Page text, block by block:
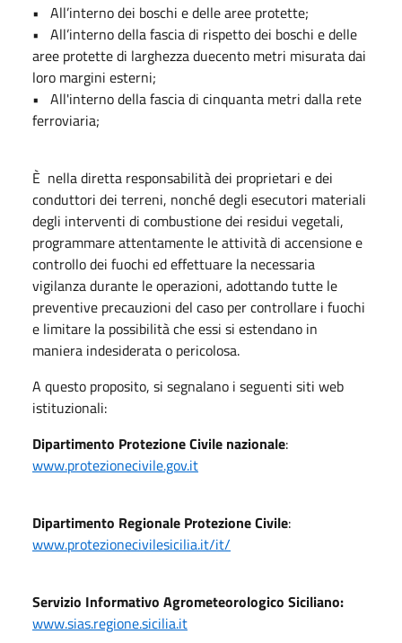
• All’interno dei boschi e delle aree protette;
• All’interno della fascia di rispetto dei boschi e delle
aree protette di larghezza duecento metri misurata dai
loro margini esterni;
• All'interno della fascia di cinquanta metri dalla rete
ferroviaria;
È nella diretta responsabilità dei proprietari e dei
conduttori dei terreni, nonché degli esecutori materiali
degli interventi di combustione dei residui vegetali,
programmare attentamente le attività di accensione e
controllo dei fuochi ed effettuare la necessaria
vigilanza durante le operazioni, adottando tutte le
preventive precauzioni del caso per controllare i fuochi
e limitare la possibilità che essi si estendano in
maniera indesiderata o pericolosa.
A questo proposito, si segnalano i seguenti siti web
istituzionali:
Dipartimento Protezione Civile nazionale:
www.protezionecivile.gov.it
Dipartimento Regionale Protezione Civile:
www.protezionecivilesicilia.it/it/
Servizio Informativo Agrometeorologico Siciliano:
www.sias.regione.sicilia.it